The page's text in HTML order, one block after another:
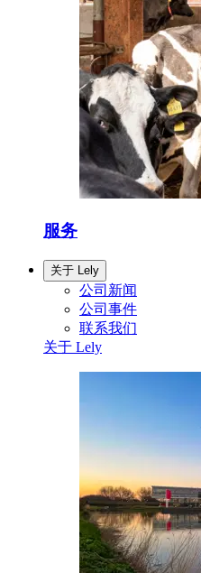
服务
关于 Lely
公司新闻
公司事件
联系我们
关于 Lely